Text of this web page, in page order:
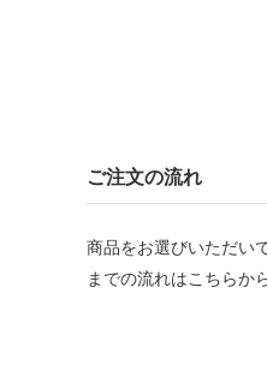
ご注文の流れ
商品をお選びいただい
までの流れはこちらか